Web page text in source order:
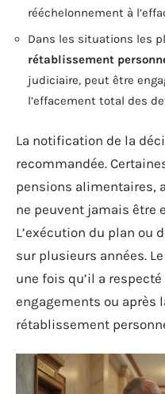
rééchelonnement à
Dans les situations les
rétablissement
judiciaire, peut être
l’effacement total des
La notification de la
recommandée.
pensions alimentaires,
ne peuvent jamais être
L’exécution du plan ou
sur plusieurs années.
une fois qu’il a
engagements ou après
rétablissement